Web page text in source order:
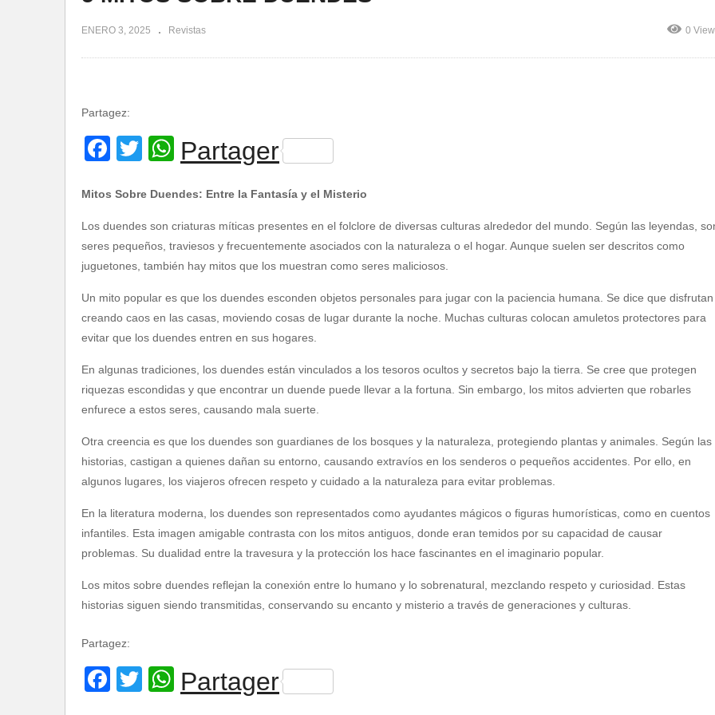
ENERO 3, 2025 Revistas 0
Partagez:
Facebook
Twitter
WhatsApp
Partager
Mitos Sobre Duendes: Entre la Fantasía y el Misterio
Los duendes son criaturas míticas presentes en el folclore de diversas culturas alrededor del mundo. Según las leyendas,
seres pequeños, traviesos y frecuentemente asociados con la naturaleza o el hogar. Aunque suelen ser descritos como
juguetones, también hay mitos que los muestran como seres maliciosos.
Un mito popular es que los duendes esconden objetos personales para jugar con la paciencia humana. Se dice que disfrutan
creando caos en las casas, moviendo cosas de lugar durante la noche. Muchas culturas colocan amuletos protectores para
evitar que los duendes entren en sus hogares.
En algunas tradiciones, los duendes están vinculados a los tesoros ocultos y secretos bajo la tierra. Se cree que protegen
riquezas escondidas y que encontrar un duende puede llevar a la fortuna. Sin embargo, los mitos advierten que robarles
enfurece a estos seres, causando mala suerte.
Otra creencia es que los duendes son guardianes de los bosques y la naturaleza, protegiendo plantas y animales. Según las
historias, castigan a quienes dañan su entorno, causando extravíos en los senderos o pequeños accidentes. Por ello, en
algunos lugares, los viajeros ofrecen respeto y cuidado a la naturaleza para evitar problemas.
En la literatura moderna, los duendes son representados como ayudantes mágicos o figuras humorísticas, como en cuentos
infantiles. Esta imagen amigable contrasta con los mitos antiguos, donde eran temidos por su capacidad de causar
problemas. Su dualidad entre la travesura y la protección los hace fascinantes en el imaginario popular.
Los mitos sobre duendes reflejan la conexión entre lo humano y lo sobrenatural, mezclando respeto y curiosidad. Estas
historias siguen siendo transmitidas, conservando su encanto y misterio a través de generaciones y culturas.
Partagez:
Facebook
Twitter
WhatsApp
Partager